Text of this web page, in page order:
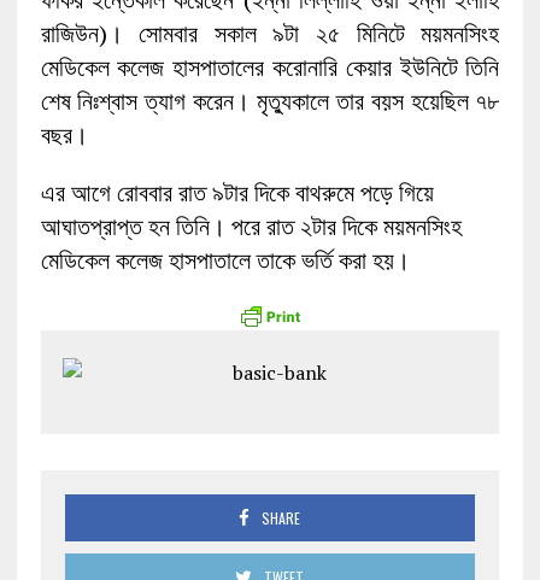
রাজিউন)। সোমবার সকাল ৯টা ২৫ মিনিটে ময়মনসিংহ
মেডিকেল কলেজ হাসপাতালের করোনারি কেয়ার ইউনিটে তিনি
শেষ নিঃশ্বাস ত্যাগ করেন। মৃত্যুকালে তার বয়স হয়েছিল ৭৮
বছর।
এর আগে রোববার রাত ৯টার দিকে বাথরুমে পড়ে গিয়ে
আঘাতপ্রাপ্ত হন তিনি। পরে রাত ২টার দিকে ময়মনসিংহ
মেডিকেল কলেজ হাসপাতালে তাকে ভর্তি করা হয়।
SHARE